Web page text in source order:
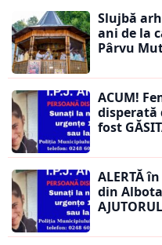
Slujbă
ani de la
Pârvu
ACUM!
disperată
fost
ALERTĂ
din